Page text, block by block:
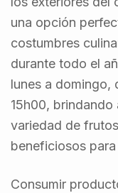
una opción
costumbres
durante todo el
lunes a domingo,
15h00, brindando
variedad de
beneficiosos para
Consumir